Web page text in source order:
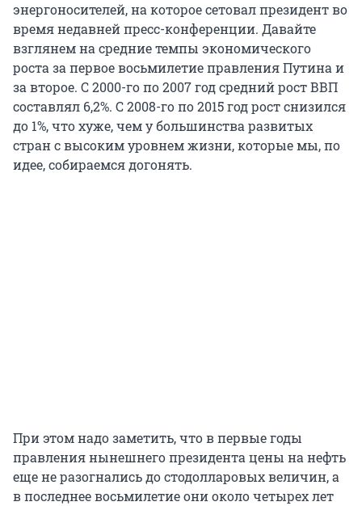
энергоносителей, на которое сетовал президент во
время недавней пресс-конференции. Давайте
взглянем на средние темпы экономического
роста за первое восьмилетие правления Путина и
за второе. С 2000-го по 2007 год средний рост ВВП
составлял 6,2%. С 2008-го по 2015 год рост снизился
до 1%, что хуже, чем у большинства развитых
стран с высоким уровнем жизни, которые мы, по
идее, собираемся догонять.
При этом надо заметить, что в первые годы
правления нынешнего президента цены на нефть
еще не разогнались до стодолларовых величин, а
в последнее восьмилетие они около четырех лет